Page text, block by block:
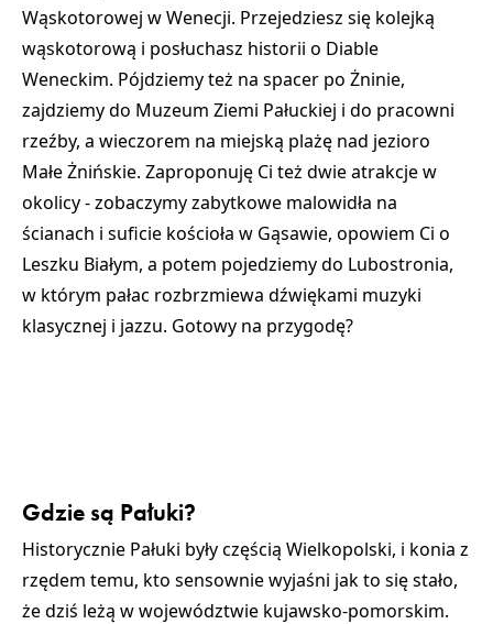
Wąskotorowej w Wenecji. Przejedziesz się kolejką
wąskotorową i posłuchasz historii o Diable
Weneckim. Pójdziemy też na spacer po Żninie,
zajdziemy do Muzeum Ziemi Pałuckiej i do pracowni
rzeźby, a wieczorem na miejską plażę nad jezioro
Małe Żnińskie. Zaproponuję Ci też dwie atrakcje w
okolicy - zobaczymy zabytkowe malowidła na
ścianach i suficie kościoła w Gąsawie, opowiem Ci o
Leszku Białym, a potem pojedziemy do Lubostronia,
w którym pałac rozbrzmiewa dźwiękami muzyki
klasycznej i jazzu. Gotowy na przygodę?
Gdzie są Pałuki?
Historycznie Pałuki były częścią Wielkopolski, i konia z
rzędem temu, kto sensownie wyjaśni jak to się stało,
że dziś leżą w województwie kujawsko-pomorskim.